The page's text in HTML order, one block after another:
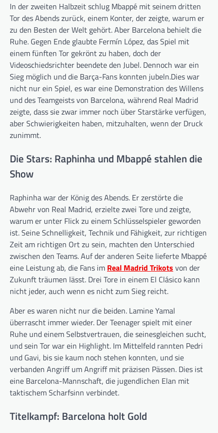
In der zweiten Halbzeit schlug Mbappé mit seinem dritten
Tor des Abends zurück, einem Konter, der zeigte, warum er
zu den Besten der Welt gehört. Aber Barcelona behielt die
Ruhe. Gegen Ende glaubte Fermín López, das Spiel mit
einem fünften Tor gekrönt zu haben, doch der
Videoschiedsrichter beendete den Jubel. Dennoch war ein
Sieg möglich und die Barça-Fans konnten jubeln.Dies war
nicht nur ein Spiel, es war eine Demonstration des Willens
und des Teamgeists von Barcelona, ​​während Real Madrid
zeigte, dass sie zwar immer noch über Starstärke verfügen,
aber Schwierigkeiten haben, mitzuhalten, wenn der Druck
zunimmt.
Die Stars: Raphinha und Mbappé stahlen die
Show
Raphinha war der König des Abends. Er zerstörte die
Abwehr von Real Madrid, erzielte zwei Tore und zeigte,
warum er unter Flick zu einem Schlüsselspieler geworden
ist. Seine Schnelligkeit, Technik und Fähigkeit, zur richtigen
Zeit am richtigen Ort zu sein, machten den Unterschied
zwischen den Teams. Auf der anderen Seite lieferte Mbappé
eine Leistung ab, die Fans im Real Madrid Trikots von der
Zukunft träumen lässt. Drei Tore in einem El Clásico kann
nicht jeder, auch wenn es nicht zum Sieg reicht.
Aber es waren nicht nur die beiden. Lamine Yamal
überrascht immer wieder. Der Teenager spielt mit einer
Ruhe und einem Selbstvertrauen, die seinesgleichen sucht,
und sein Tor war ein Highlight. Im Mittelfeld rannten Pedri
und Gavi, bis sie kaum noch stehen konnten, und sie
verbanden Angriff um Angriff mit präzisen Pässen. Dies ist
eine Barcelona-Mannschaft, die jugendlichen Elan mit
taktischem Scharfsinn verbindet.
Titelkampf: Barcelona holt Gold